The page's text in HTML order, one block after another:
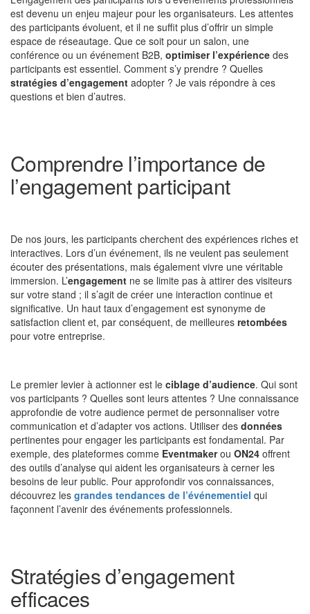
est devenu un enjeu majeur pour les organisateurs. Les attentes
des participants évoluent, et il ne suffit plus d’offrir un simple
espace de réseautage. Que ce soit pour un salon, une
conférence ou un événement B2B, optimiser l’expérience des
participants est essentiel. Comment s’y prendre ? Quelles
stratégies d’engagement adopter ? Je vais répondre à ces
questions et bien d’autres.
Comprendre l’importance de
l’engagement participant
De nos jours, les participants cherchent des expériences riches et
interactives. Lors d’un événement, ils ne veulent pas seulement
écouter des présentations, mais également vivre une véritable
immersion. L’engagement ne se limite pas à attirer des visiteurs
sur votre stand ; il s’agit de créer une interaction continue et
significative. Un haut taux d’engagement est synonyme de
satisfaction client et, par conséquent, de meilleures retombées
pour votre entreprise.
Le premier levier à actionner est le ciblage d’audience. Qui sont
vos participants ? Quelles sont leurs attentes ? Une connaissance
approfondie de votre audience permet de personnaliser votre
communication et d’adapter vos actions. Utiliser des données
pertinentes pour engager les participants est fondamental. Par
exemple, des plateformes comme Eventmakerou ON24 offrent
des outils d’analyse qui aident les organisateurs à cerner les
besoins de leur public. Pour approfondir vos connaissances,
découvrez les grandes tendances de l’événementiel qui
façonnent l’avenir des événements professionnels.
Stratégies d’engagement
efficaces